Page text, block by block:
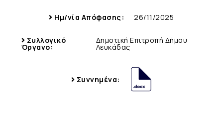
Ημ/νία Απόφασης: 26/11/2025
Συλλογικό
Όργανο:
Δημοτική Επιτροπή Δήμου
Λευκάδας
Συννημένα: